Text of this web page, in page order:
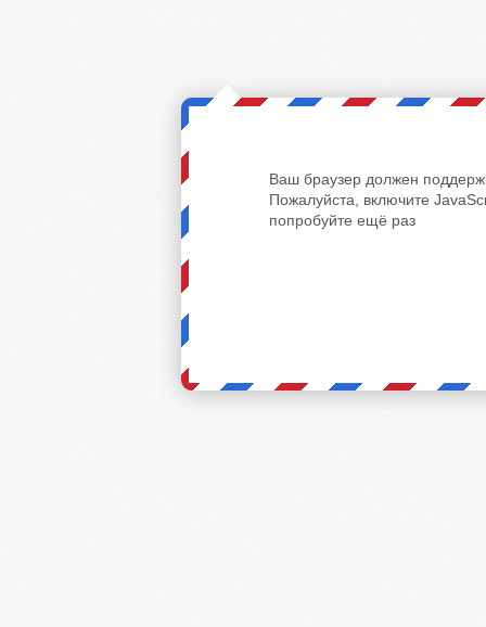
Ваш браузер должен
Пожалуйста, включите
попробуйте ещё раз